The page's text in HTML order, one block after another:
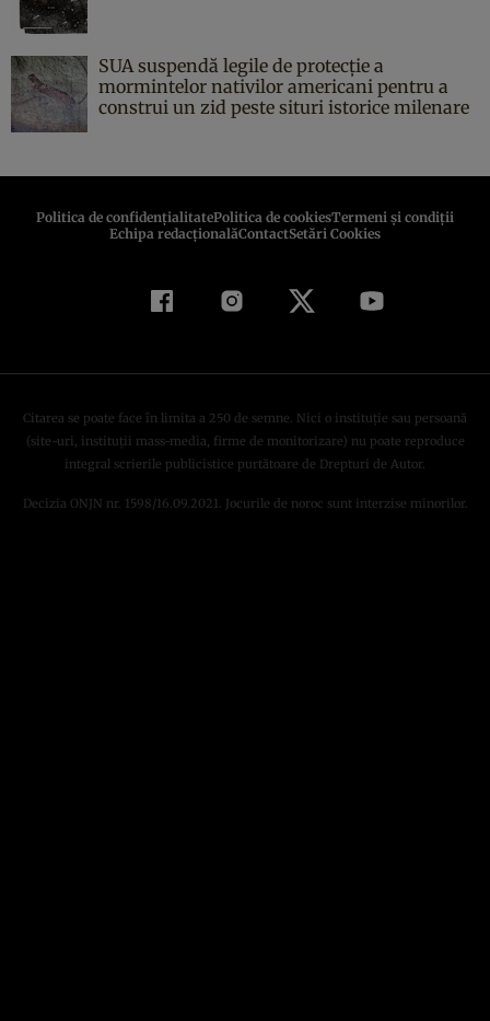
SUA suspendă legile de protecție a
mormintelor nativilor americani pentru a
construi un zid peste situri istorice milenare
Politica de confidenţialitatePolitica de cookiesTermeni şi condiţii
Echipa redacționalăContactSetări Cookies
Citarea se poate face în limita a 250 de semne. Nici o instituţie sau persoană
(site-uri, instituţii mass-media, firme de monitorizare) nu poate reproduce
integral scrierile publicistice purtătoare de Drepturi de Autor.
Decizia ONJN nr. 1598/16.09.2021. Jocurile de noroc sunt interzise minorilor.